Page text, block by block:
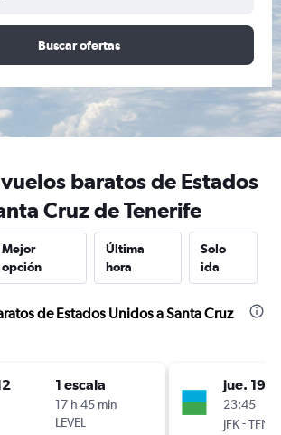
Buscar ofertas
baratos de Estados
Cruz de Tenerife
Mejor
opción
Última
hora
Solo
ida
de Estados Unidos a Santa Cruz
1 escala
17 h 45 min
LEVEL
jue. 19/
23:45
JFK-TFN